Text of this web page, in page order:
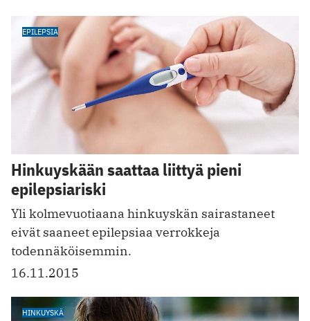
EPILEPSIA
Hinkuyskään saattaa liittyä pieni
epilepsiariski
Yli kolmevuotiaana hinkuyskän sairastaneet
eivät saaneet epilepsiaa verrokkeja
todennäköisemmin.
16.11.2015
HINKUYSKÄ